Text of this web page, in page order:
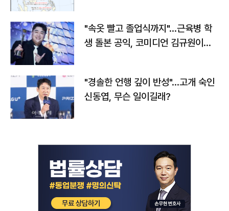
"속옷 빨고 졸업식까지"…근육병 학
생 돌본 공익, 코미디언 김규원이었
"경솔한 언행 깊이 반성"…고개 숙인
신동엽, 무슨 일이길래?